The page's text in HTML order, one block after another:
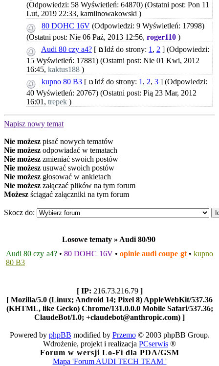
(Odpowiedzi: 58 Wyświetleń: 64870) (Ostatni post: Pon 11
Lut, 2019 22:33, kamilnowakowski )
80 DOHC 16V (Odpowiedzi: 9 Wyświetleń: 17998)
(Ostatni post: Nie 06 Paź, 2013 12:56, roger110 )
Audi 80 czy a4? [ Idź do strony: 1 , 2 ] (Odpowiedzi:
15 Wyświetleń: 17881) (Ostatni post: Nie 01 Kwi, 2012
16:45, kaktus188 )
kupno 80 B3 [ Idź do strony: 1 , 2, 3 ] (Odpowiedzi:
40 Wyświetleń: 20767) (Ostatni post: Pią 23 Mar, 2012
16:01, trepek )
Napisz nowy temat
Nie możesz pisać nowych tematów
Nie możesz odpowiadać w tematach
Nie możesz zmieniać swoich postów
Nie możesz usuwać swoich postów
Nie możesz głosować w ankietach
Nie możesz załączać plików na tym forum
Możesz ściągać załączniki na tym forum
Skocz do:
Losowe tematy » Audi 80/90
Audi 80 czy a4?•80 DOHC 16V• opinie audi coupe gt•kupno
80 B3
[ IP: 216.73.216.79 ]
[ Mozilla/5.0 (Linux; Android 14; Pixel 8) AppleWebKit/537.36
(KHTML, like Gecko) Chrome/131.0.0.0 Mobile Safari/537.36;
ClaudeBot/1.0; +claudebot@anthropic.com) ]
Powered by phpBB modified by Przemo© 2003 phpBB Group.
Wdrożenie, projekt i realizacja PCserwis ®
Forum w wersji Lo-Fi dla PDA/GSM
Mapa 'Forum AUDI TECH TEAM '